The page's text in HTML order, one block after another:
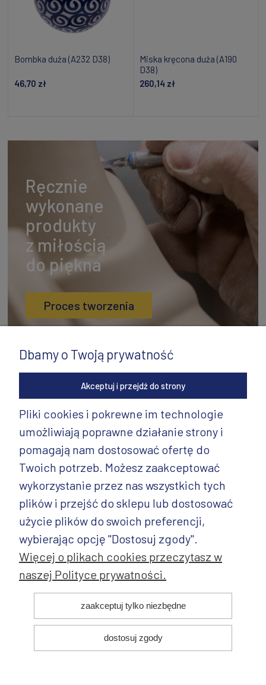
Bombka duża (A232 D38)
46,70 zł
Miska kręcona duża (A190
D38)
260,14 zł
Ręcznie
wykonane
produkty
z miłością
do piękna
Proces tworzenia
INFORMACJE
PRODUKTY CD.
POZOSTAŁE
Dbamy o Twoją prywatność
Akceptuj i przejdź do strony
Pliki cookies i pokrewne im technologie
umożliwiają poprawne działanie strony i
pomagają nam dostosować ofertę do
Twoich potrzeb. Możesz zaakceptować
wykorzystanie przez nas wszystkich tych
plików i przejść do sklepu lub dostosować
użycie plików do swoich preferencji,
wybierając opcję "Dostosuj zgody".
Więcej o plikach cookies przeczytasz w
naszej Polityce prywatności.
zaakceptuj tylko niezbędne
dostosuj zgody